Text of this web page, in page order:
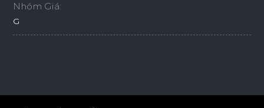
Nhóm Giá:
G